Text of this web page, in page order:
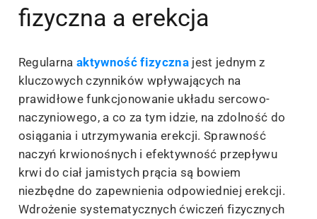
fizyczna a erekcja
Regularna aktywność fizyczna jest jednym z
kluczowych czynników wpływających na
prawidłowe funkcjonowanie układu sercowo-
naczyniowego, a co za tym idzie, na zdolność do
osiągania i utrzymywania erekcji. Sprawność
naczyń krwionośnych i efektywność przepływu
krwi do ciał jamistych prącia są bowiem
niezbędne do zapewnienia odpowiedniej erekcji.
Wdrożenie systematycznych ćwiczeń fizycznych